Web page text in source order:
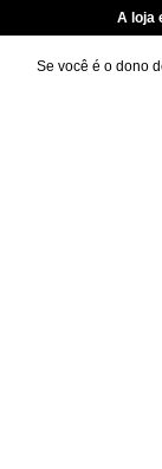
A loja
Se você é o dono